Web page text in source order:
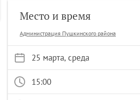
Место и время
Администрация Пушкинского района
25 марта, среда
15:00